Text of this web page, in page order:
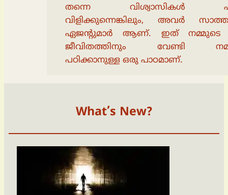
തന്നെ വിശ്വാസികൾ
വിളിക്കുന്നെങ്കിലും, അവർ
ഏജൻ്റുമാർ ആണ്. ഇത്
ജീവിതത്തിനും വേണ്ടി
പഠിക്കാനുള്ള ഒരു പാഠമാണ്.
What’s New?